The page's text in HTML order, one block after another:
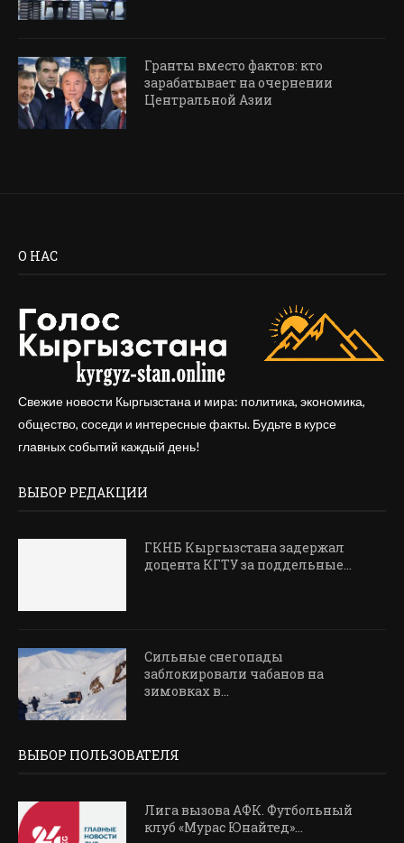
Гранты вместо фактов: кто
зарабатывает на очернении
Центральной Азии
О НАС
Свежие новости Кыргызстана и мира: политика, экономика,
общество, соседи и интересные факты. Будьте в курсе
главных событий каждый день!
ВЫБОР РЕДАКЦИИ
ГКНБ Кыргызстана задержал
доцента КГТУ за поддельные...
Сильные снегопады
заблокировали чабанов на
зимовках в...
ВЫБОР ПОЛЬЗОВАТЕЛЯ
Лига вызова АФК. Футбольный
клуб «Мурас Юнайтед»...